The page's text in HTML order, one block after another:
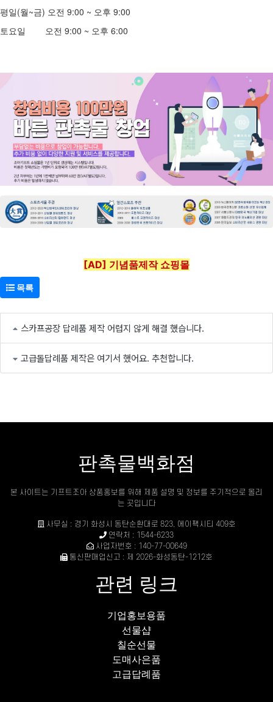
평일(월~금) 오전 9:00 ~ 오후 9:00
토요일 오전 9:00 ~ 오후 6:00
[AD] 기념품제작 쇼핑몰
목록
스카프공장 답례품 제작 어렵지 않게 해결 했습니다.
고급돌답례품 제작은 여기서 했어요. 추천합니다.
판촉물백화점
본 사이트는 기프트조아 상품홍보를 위해 제품 설명 및 정보를 주기적으로 올리
는 곳입니다
사무실 : 경기 화성시 동탄순환대로 823, 에이팩시티 409호
연락처 : 1544-6233
사업자번호 : 140-77-00649
통신판매업신고 : 제 2026-화성동탄-1212호
관련 링크
기업홍보용품
선물샵
칠순선물
도매사은품
고급답례품